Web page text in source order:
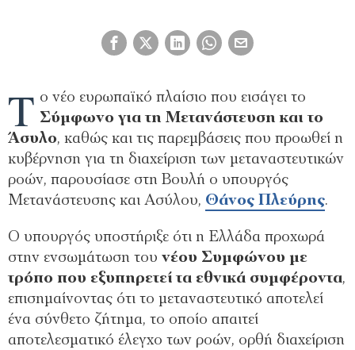
Τ ο νέο ευρωπαϊκό πλαίσιο που εισάγει το
Σύμφωνο για τη Μετανάστευση και το
Άσυλο, καθώς και τις παρεμβάσεις που προωθεί η
κυβέρνηση για τη διαχείριση των μεταναστευτικών
ροών, παρουσίασε στη Βουλή ο υπουργός
Μετανάστευσης και Ασύλου, Θάνος Πλεύρης.
Ο υπουργός υποστήριξε ότι η Ελλάδα προχωρά
στην ενσωμάτωση του νέου Συμφώνου με
τρόπο που εξυπηρετεί τα εθνικά συμφέροντα,
επισημαίνοντας ότι το μεταναστευτικό αποτελεί
ένα σύνθετο ζήτημα, το οποίο απαιτεί
αποτελεσματικό έλεγχο των ροών, ορθή διαχείριση